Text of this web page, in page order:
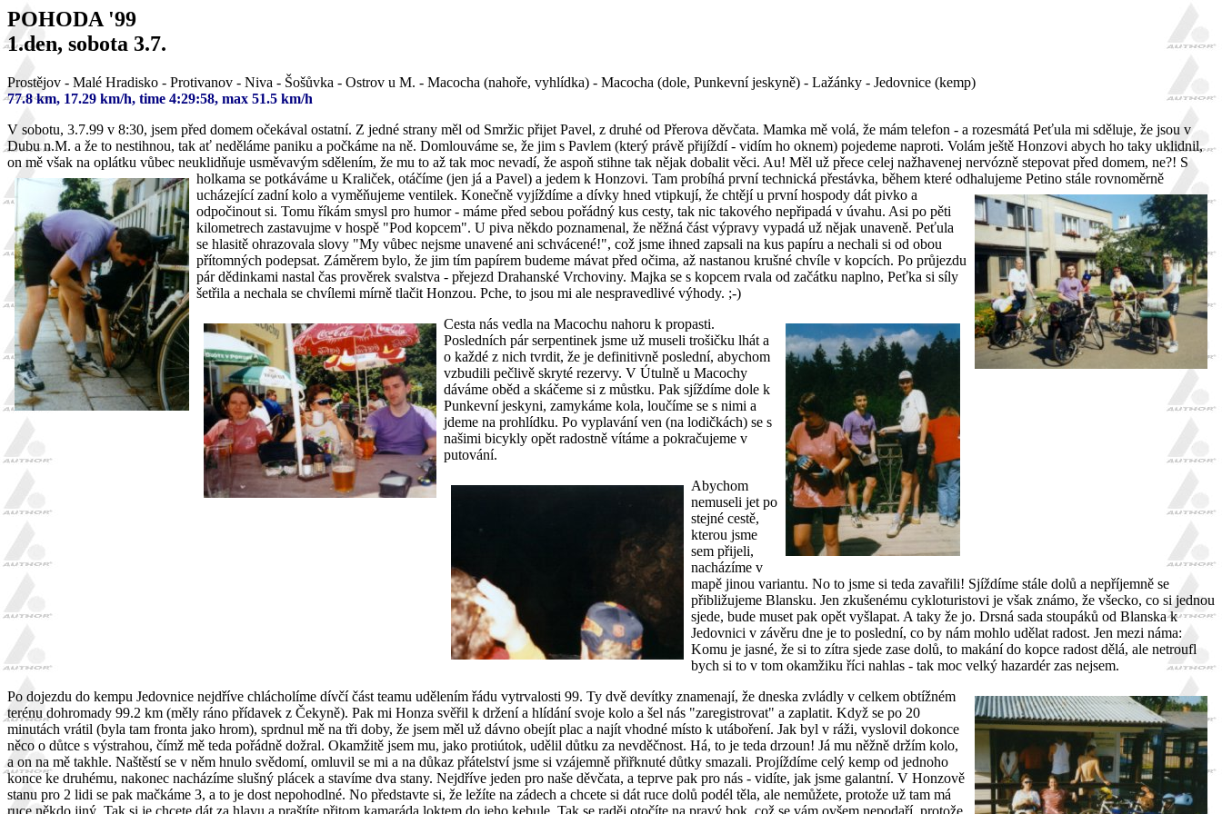
POHODA '99
1.den, sobota 3.7.
Prostějov - Malé Hradisko - Protivanov - Niva - Šošůvka - Ostrov u M. - Macocha (nahoře, vyhlídka) - Macocha (dole, Punkevní jeskyně) - Lažánky - Jedovnice (kemp)
77.8 km, 17.29 km/h, time 4:29:58, max 51.5 km/h
V sobotu, 3.7.99 v 8:30, jsem před domem očekával ostatní. Z jedné strany měl od Smržic přijet Pavel, z druhé od Přerova děvčata. Mamka mě volá, že mám telefon - a rozesmátá Peťula mi sděluje, že jsou v
Dubu n.M. a že to nestihnou, tak ať neděláme paniku a počkáme na ně. Domlouváme se, že jim s Pavlem (který právě přijíždí - vidím ho oknem) pojedeme naproti. Volám ještě Honzovi abych ho taky uklidnil,
on mě však na oplátku vůbec neuklidňuje usměvavým sdělením, že mu to až tak moc nevadí, že aspoň stihne tak nějak dobalit věci. Au! Měl už přece celej nažhavenej nervózně stepovat před domem, ne?! S
holkama se potkáváme u Kraliček, otáčíme (jen já a Pavel) a jedem k Honzovi. Tam probíhá první technická přestávka, během které odhalujeme Petino stále rovnoměrně
ucházející zadní kolo a vyměňujeme ventilek. Konečně vyjíždíme a dívky hned vtipkují, že chtějí u první hospody dát pivko a
odpočinout si. Tomu říkám smysl pro humor - máme před sebou pořádný kus cesty, tak nic takového nepřipadá v úvahu. Asi po pěti
kilometrech zastavujme v hospě "Pod kopcem". U piva někdo poznamenal, že něžná část výpravy vypadá už nějak unaveně. Peťula
se hlasitě ohrazovala slovy "My vůbec nejsme unavené ani schvácené!", což jsme ihned zapsali na kus papíru a nechali si od obou
přítomných podepsat. Záměrem bylo, že jim tím papírem budeme mávat před očima, až nastanou krušné chvíle v kopcích. Po průjezdu
pár dědinkami nastal čas prověrek svalstva - přejezd Drahanské Vrchoviny. Majka se s kopcem rvala od začátku naplno, Peťka si síly
šetřila a nechala se chvílemi mírně tlačit Honzou. Pche, to jsou mi ale nespravedlivé výhody. ;-)
Cesta nás vedla na Macochu nahoru k propasti.
Posledních pár serpentinek jsme už museli trošičku lhát a
o každé z nich tvrdit, že je definitivně poslední, abychom
vzbudili pečlivě skryté rezervy. V Útulně u Macochy
dáváme oběd a skáčeme si z můstku. Pak sjíždíme dole k
Punkevní jeskyni, zamykáme kola, loučíme se s nimi a
jdeme na prohlídku. Po vyplavání ven (na lodičkách) se s
našimi bicykly opět radostně vítáme a pokračujeme v
putování.
Abychom
nemuseli jet po
stejné cestě,
kterou jsme
sem přijeli,
nacházíme v
mapě jinou variantu. No to jsme si teda zavařili! Sjíždíme stále dolů a nepříjemně se
přibližujeme Blansku. Jen zkušenému cykloturistovi je však známo, že všecko, co si jednou
sjede, bude muset pak opět vyšlapat. A taky že jo. Drsná sada stoupáků od Blanska k
Jedovnici v závěru dne je to poslední, co by nám mohlo udělat radost. Jen mezi náma:
Komu je jasné, že si to zítra sjede zase dolů, to makání do kopce radost dělá, ale netroufl
bych si to v tom okamžiku říci nahlas - tak moc velký hazardér zas nejsem.
Po dojezdu do kempu Jedovnice nejdříve chlácholíme dívčí část teamu udělením řádu vytrvalosti 99. Ty dvě devítky znamenají, že dneska zvládly v celkem obtížném
terénu dohromady 99.2 km (měly ráno přídavek z Čekyně). Pak mi Honza svěřil k držení a hlídání svoje kolo a šel nás "zaregistrovat" a zaplatit. Když se po 20
minutách vrátil (byla tam fronta jako hrom), sprdnul mě na tři doby, že jsem měl už dávno obejít plac a najít vhodné místo k utáboření. Jak byl v ráži, vyslovil dokonce
něco o důtce s výstrahou, čímž mě teda pořádně dožral. Okamžitě jsem mu, jako protiútok, udělil důtku za nevděčnost. Há, to je teda drzoun! Já mu něžně držím kolo,
a on na mě takhle. Naštěstí se v něm hnulo svědomí, omluvil se mi a na důkaz přátelství jsme si vzájemně přiřknuté důtky smazali. Projíždíme celý kemp od jednoho
konce ke druhému, nakonec nacházíme slušný plácek a stavíme dva stany. Nejdříve jeden pro naše děvčata, a teprve pak pro nás - vidíte, jak jsme galantní. V Honzově
stanu pro 2 lidi se pak mačkáme 3, a to je dost nepohodlné. No představte si, že ležíte na zádech a chcete si dát ruce dolů podél těla, ale nemůžete, protože už tam má
ruce někdo jiný. Tak si je chcete dát za hlavu a praštíte přitom kamaráda loktem do jeho kebule. Tak se raděj otočíte na pravý bok, což se vám ovšem nepodaří, protože